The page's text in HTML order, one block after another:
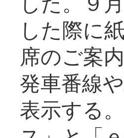
した際に
席のご案
発車番線
表示する